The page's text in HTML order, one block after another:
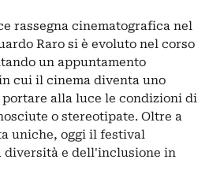
rassegna cinematografica nel
Raro si è evoluto nel corso
un appuntamento
cui il cinema diventa uno
alla luce le condizioni di
o stereotipate. Oltre a
uniche, oggi il festival
diversità e dell'inclusione in